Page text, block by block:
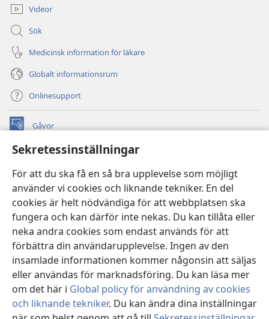
Sekretessinställningar
För att du ska få en så bra upplevelse som möjligt
använder vi cookies och liknande tekniker. En del
cookies är helt nödvändiga för att webbplatsen ska
fungera och kan därför inte nekas. Du kan tillåta eller
neka andra cookies som endast används för att
förbättra din användarupplevelse. Ingen av den
insamlade informationen kommer någonsin att säljas
eller användas för marknadsföring. Du kan läsa mer
om det här i Global policy för användning av cookies
och liknande tekniker. Du kan ändra dina inställningar
Videor
Sök
Medicinsk information för läkare
Globalt informationsrum
Onlinesupport
Gåvor
(öppnar
fönster) Watchtower ONLINE LIBRARY™
nytt
fönster)JW Hub ®
(öppnar
nytt
fönster)JW Library
Watchtower Library
Copyright© 2026 Watch Tower Bible and Tract Society of Pennsylvania.
ANVÄNDARVILLKOR
| SEKRETESSPOLICY |